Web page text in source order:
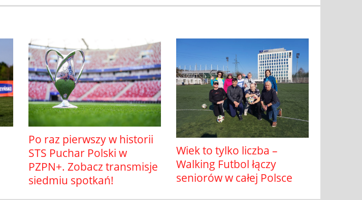
Po raz pierwszy w historii
STS Puchar Polski w
PZPN+. Zobacz transmisje
siedmiu spotkań!
Wiek to tylko liczba –
Walking Futbol łączy
seniorów w całej Polsce